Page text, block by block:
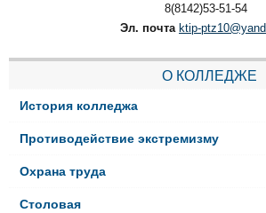
8(8142)53-51-54
Эл. почта ktip-
О КОЛЛЕДЖЕ
История колледжа
Противодействие экстремизму
Охрана труда
Столовая